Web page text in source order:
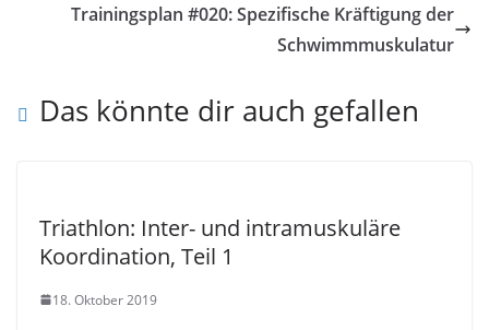
Trainingsplan #020: Spezifische Kräftigung der
Schwimmmuskulatur
Das könnte dir auch gefallen
Triathlon: Inter- und intramuskuläre
Koordination, Teil 1
18. Oktober 2019